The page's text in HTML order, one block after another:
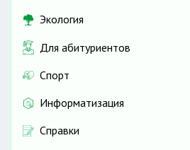
Экология
Для абитуриентов
Спорт
Информатизация
Справки